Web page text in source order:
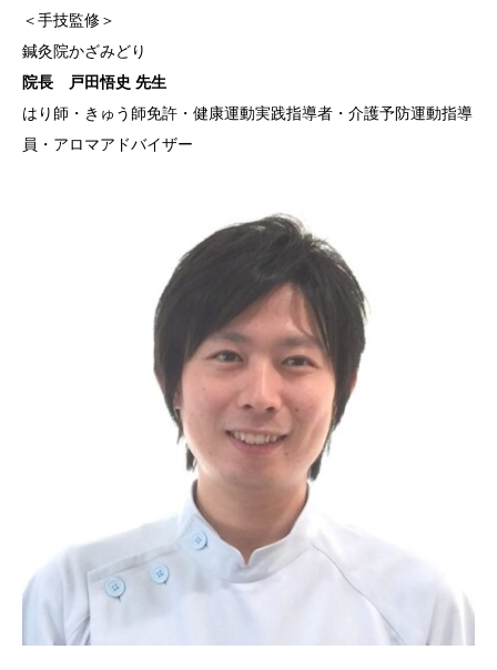
＜手技監修＞
鍼灸院かざみどり
院長 戸田悟史 先生
はり師・きゅう師免許・健康運動実践指導者・介護予防運動指導
員・アロマアドバイザー